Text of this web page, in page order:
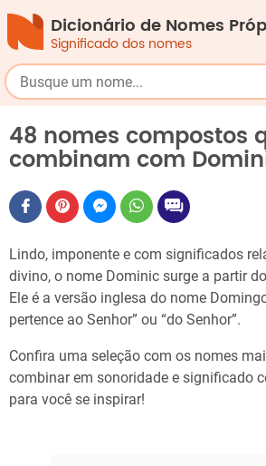
Dicionário de Nomes
Significado dos nomes
48 nomes compostos
combinam com
Lindo, imponente e com significados
divino, o nome Dominic surge a partir
Ele é a versão inglesa do nome
pertence ao Senhor” ou “do Senhor”.
Confira uma seleção com os nomes
combinar em sonoridade e significado
para você se inspirar!